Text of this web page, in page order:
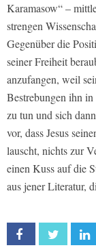
Karamasow“ –
strengen
Gegenüber die
seiner Freiheit
anzufangen, weil
Bestrebungen ihn
zu tun und sich
vor, dass Jesus
lauscht, nichts zur
einen Kuss auf die
aus jener Literatur,
Facebook Twitter